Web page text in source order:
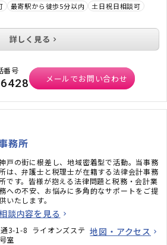
最寄駅から徒歩5分以内
土日祝日相談可
詳しく見る
番号
メールでお問い合わせ
務所
戸の街に根差し、地域密着型で活動。当事務
は、弁護士と税理士が在籍する法律会計事務
です。皆様が抱える法律問題と税務・会計業
への不安、お悩みに多角的なサポートをご提
いたします。
談内容を見る
3-1-8 ライオンズステ
室
地図・アクセス